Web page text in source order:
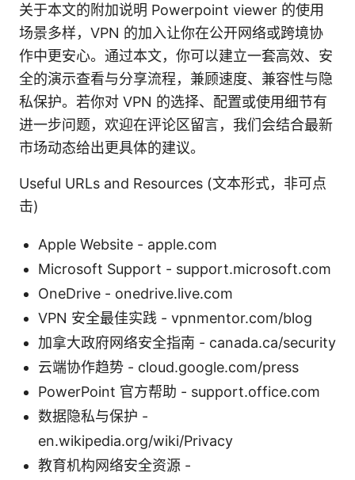
关于本文的附加说明 Powerpoint viewer 的使用
场景多样，VPN 的加入让你在公开网络或跨境协
作中更安心。通过本文，你可以建立一套高效、安
全的演示查看与分享流程，兼顾速度、兼容性与隐
私保护。若你对 VPN 的选择、配置或使用细节有
进一步问题，欢迎在评论区留言，我们会结合最新
市场动态给出更具体的建议。
Useful URLs and Resources (文本形式，非可点
击)
Apple Website - apple.com
Microsoft Support - support.microsoft.com
OneDrive - onedrive.live.com
VPN 安全最佳实践 - vpnmentor.com/blog
加拿大政府网络安全指南 - canada.ca/security
云端协作趋势 - cloud.google.com/press
PowerPoint 官方帮助 - support.office.com
数据隐私与保护 -
en.wikipedia.org/wiki/Privacy
教育机构网络安全资源 -